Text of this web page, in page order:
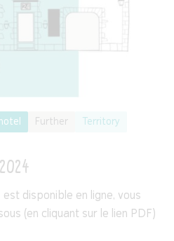
hotel Further
Territory
disponible en ligne, vous
(en cliquant sur le lien PDF)